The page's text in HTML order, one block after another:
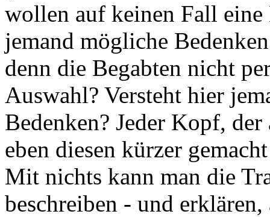
wollen auf keinen Fall
jemand mögliche
denn die Begabten nicht
Auswahl? Versteht hier
Bedenken? Jeder Kopf,
eben diesen kürzer
Mit nichts kann man die
beschreiben - und